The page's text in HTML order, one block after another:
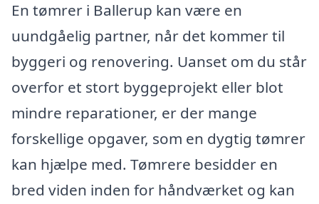
En tømrer i Ballerup kan være en
uundgåelig partner, når det kommer til
byggeri og renovering. Uanset om du står
overfor et stort byggeprojekt eller blot
mindre reparationer, er der mange
forskellige opgaver, som en dygtig tømrer
kan hjælpe med. Tømrere besidder en
bred viden inden for håndværket og kan